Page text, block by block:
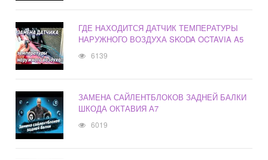
ГДЕ НАХОДИТСЯ ДАТЧИК ТЕМПЕРАТУРЫ
НАРУЖНОГО ВОЗДУХА SKODA OCTAVIA A5
6139
ЗАМЕНА САЙЛЕНТБЛОКОВ ЗАДНЕЙ БАЛКИ
ШКОДА ОКТАВИЯ А7
6019